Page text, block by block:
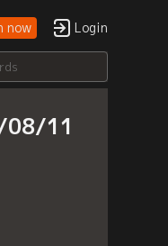
now Login
08/11